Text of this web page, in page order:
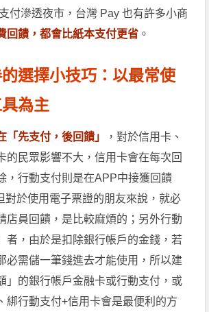
付滲透夜市，台灣 Pay 也有許多小商
回饋，都會比紙本支付更省 。
選擇小技巧：以最常使
為主
「先支付，後回饋」
，對於信用卡、
的民眾影響不大，信用卡會在每次回
，行動支付則是在APP中接獲回饋
對於使用電子票證的朋友來說，就必
店員回饋，是比較麻煩的；另外行動
者，由於是扣除銀行帳戶的金錢，若
必需儲一筆錢進去才能使用，所以建
」的銀行帳戶金融卡或行動支付，或
綁行動支付+信用卡會是最便利的方